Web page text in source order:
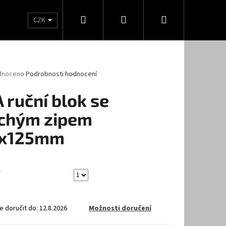
Tužidla Ředidla Pro kutily
CZK Hledat PřihlášeníNákupní
Podrobnosti hodnocení
ruční blok se
zipem
doručit do:12.8.2026 Možnosti doručení